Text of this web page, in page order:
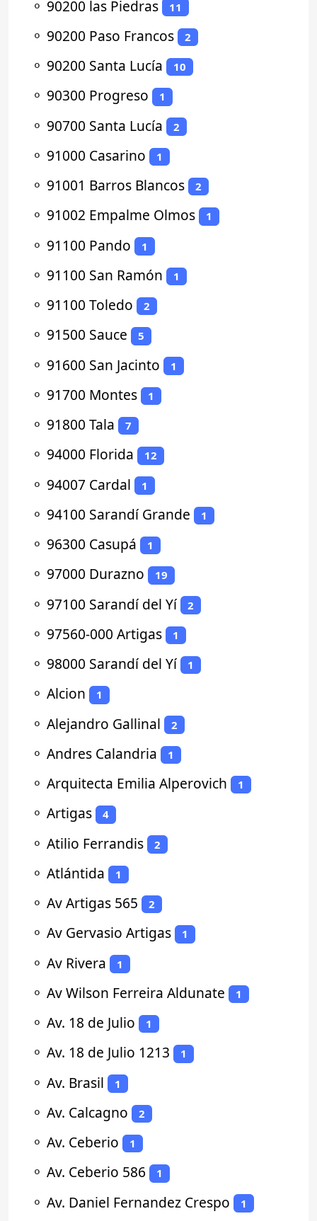
⚬ 90200 las Piedras 11
⚬ 90200 Paso Francos 2
⚬ 90200 Santa Lucía 10
⚬ 90300 Progreso 1
⚬ 90700 Santa Lucía 2
⚬ 91000 Casarino 1
⚬ 91001 Barros Blancos 2
⚬ 91002 Empalme Olmos 1
⚬ 91100 Pando 1
⚬ 91100 San Ramón 1
⚬ 91100 Toledo 2
⚬ 91500 Sauce 5
⚬ 91600 San Jacinto 1
⚬ 91700 Montes 1
⚬ 91800 Tala 7
⚬ 94000 Florida 12
⚬ 94007 Cardal 1
⚬ 94100 Sarandí Grande 1
⚬ 96300 Casupá 1
⚬ 97000 Durazno 19
⚬ 97100 Sarandí del Yí 2
⚬ 97560-000 Artigas 1
⚬ 98000 Sarandí del Yí 1
⚬ Alcion 1
⚬ Alejandro Gallinal 2
⚬ Andres Calandria 1
⚬ Arquitecta Emilia Alperovich 1
⚬ Artigas 4
⚬ Atilio Ferrandis 2
⚬ Atlántida 1
⚬ Av Artigas 565 2
⚬ Av Gervasio Artigas 1
⚬ Av Rivera 1
⚬ Av Wilson Ferreira Aldunate 1
⚬ Av. 18 de Julio 1
⚬ Av. 18 de Julio 1213 1
⚬ Av. Brasil 1
⚬ Av. Calcagno 2
⚬ Av. Ceberio 1
⚬ Av. Ceberio 586 1
⚬ Av. Daniel Fernandez Crespo 1